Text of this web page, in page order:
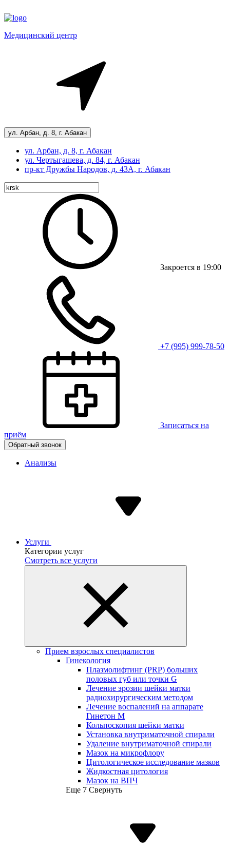
Медицинский центр
ул. Арбан, д. 8, г. Абакан
ул. Арбан, д. 8, г. Абакан
ул. Чертыгашева, д. 84, г. Абакан
пр-кт Дружбы Народов, д. 43А, г. Абакан
Закроется в 19:00
+7 (995) 999-78-50
Записаться на
приём
Обратный звонок
Анализы
Услуги
Категории услуг
Смотреть все услуги
Прием взрослых специалистов
Гинекология
Плазмолифтинг (PRP) больших
половых губ или точки G
Лечение эрозии шейки матки
радиохирургическим методом
Лечение воспалений на аппарате
Гинетон М
Кольпоскопия шейки матки
Установка внутриматочной спирали
Удаление внутриматочной спирали
Мазок на микрофлору
Цитологическое исследование мазков
Жидкостная цитология
Мазок на ВПЧ
Еще 7 Свернуть